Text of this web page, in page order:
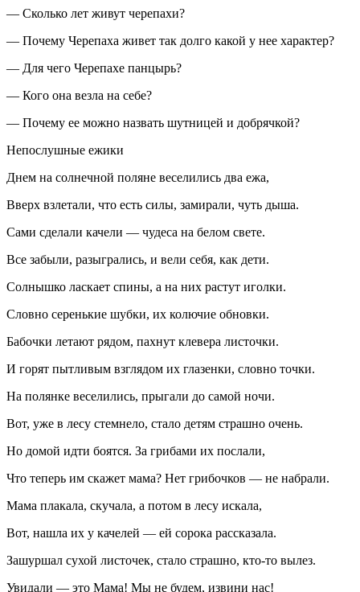
— Сколько лет живут черепахи?
— Почему Черепаха живет так долго какой у нее характер?
— Для чего Черепахе панцырь?
— Кого она везла на себе?
— Почему ее можно назвать шутницей и добрячкой?
Непослушные ежики
Днем на солнечной поляне веселились два ежа,
Вверх взлетали, что есть силы, замирали, чуть дыша.
Сами сделали качели — чудеса на белом свете.
Все забыли, разыгрались, и вели себя, как дети.
Солнышко ласкает спины, а на них растут иголки.
Словно серенькие шубки, их колючие обновки.
Бабочки летают рядом, пахнут клевера листочки.
И горят пытливым взглядом их глазенки, словно точки.
На полянке веселились, прыгали до самой ночи.
Вот, уже в лесу стемнело, стало детям страшно очень.
Но домой идти боятся. За грибами их послали,
Что теперь им скажет мама? Нет грибочков — не набрали.
Мама плакала, скучала, а потом в лесу искала,
Вот, нашла их у качелей — ей сорока рассказала.
Зашуршал сухой листочек, стало страшно, кто-то вылез.
Увидали — это Мама! Мы не будем, извини нас!